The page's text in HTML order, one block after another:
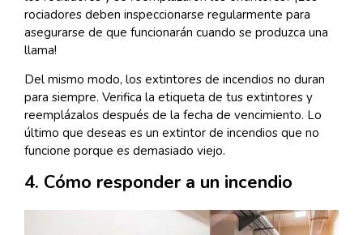
rociadores deben inspeccionarse regularmente para
asegurarse de que funcionarán cuando se produzca una
llama!
Del mismo modo, los extintores de incendios no duran
para siempre. Verifica la etiqueta de tus extintores y
reemplázalos después de la fecha de vencimiento. Lo
último que deseas es un extintor de incendios que no
funcione porque es demasiado viejo.
4. Cómo responder a un incendio